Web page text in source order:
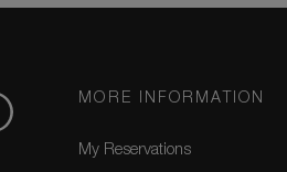
MORE INFORMATION
My Reservations